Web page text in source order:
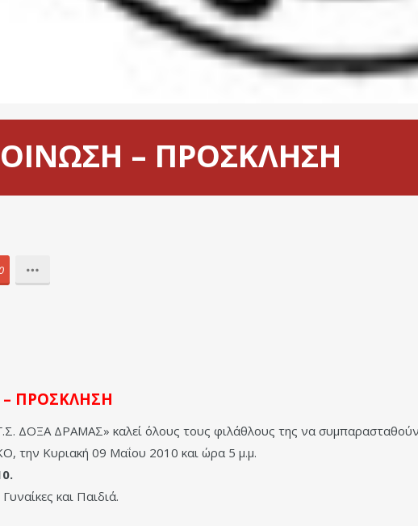
– ΠΡΟΣΚΛΗΣΗ
ΠΡΟΣΚΛΗΣΗ
ΔΟΞΑ ΔΡΑΜΑΣ» καλεί όλους τους φιλάθλους της να συμπαρασταθούν
την Κυριακή 09 Μαΐου 2010 και ώρα 5 μ.μ.
και Παιδιά.